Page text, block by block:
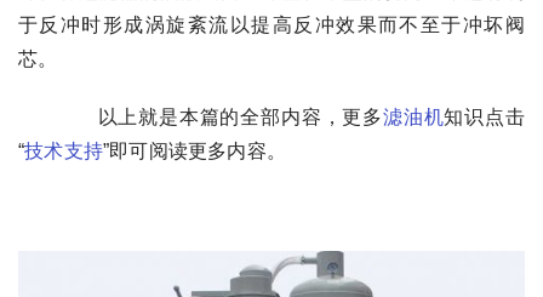
于反冲时形成涡旋紊流以提高反冲效果而不至于冲坏阀
芯。
以上就是本篇的全部内容，更多滤油机知识点击
“技术支持”即可阅读更多内容。